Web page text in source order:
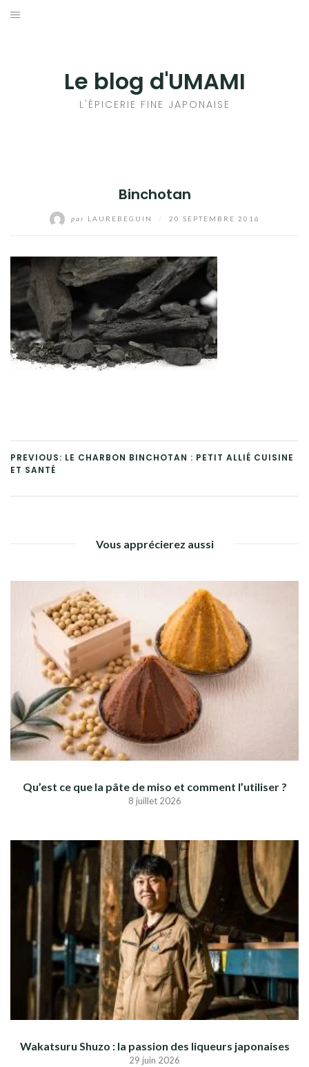
Aller
Le blog d'UMAMI
L'ÉPICERIE FINE JAPONAISE
Binchotan
par LAUREBEGUIN 20 SEPTEMBRE 2016
PREVIOUS: LE CHARBON BINCHOTAN : PETIT ALLIÉ CUISINE
ET SANTÉ
Vous apprécierez aussi
Qu’est ce que la pâte de miso et comment l’utiliser ?
8 juillet 2026
Wakatsuru Shuzo : la passion des liqueurs japonaises
29 juin 2026